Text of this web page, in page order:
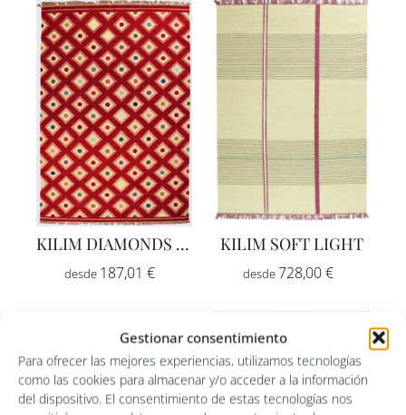
Gestionar consentimiento
Para ofrecer las mejores experiencias, utilizamos tecnologías
como las cookies para almacenar y/o acceder a la información
del dispositivo. El consentimiento de estas tecnologías nos
KILIM DIAMONDS PINK AND RED
187,01€
desde
187,01 €
hasta
KILIM SOFT LIGHT
728,00€
precios:
desde
728,00 €
hasta